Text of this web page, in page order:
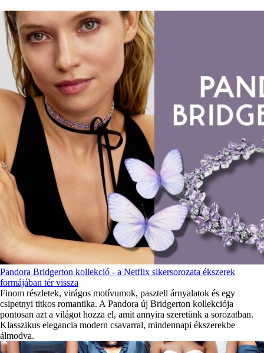
Pandora Bridgerton kollekció - a Netflix sikersorozata ékszerek
formájában tér vissza
Finom részletek, virágos motívumok, pasztell árnyalatok és egy
csipetnyi titkos romantika. A Pandora új Bridgerton kollekciója
pontosan azt a világot hozza el, amit annyira szeretünk a sorozatban.
Klasszikus elegancia modern csavarral, mindennapi ékszerekbe
álmodva.